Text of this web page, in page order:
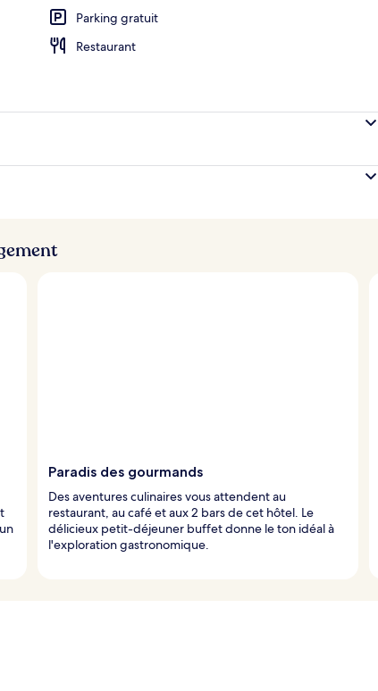
Parking gratuit
Restaurant
Paradis des gourmands
Des aventures culinaires vous attendent au
restaurant, au café et aux 2 bars de cet hôtel. Le
délicieux petit-déjeuner buffet donne le ton idéal à
l'exploration gastronomique.